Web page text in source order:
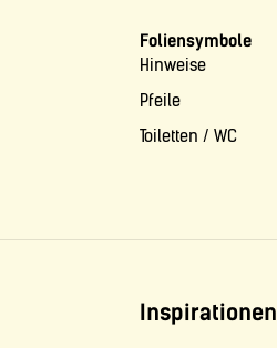
Foliensymbole
Hinweise
Pfeile
Toiletten / WC
Inspirationen